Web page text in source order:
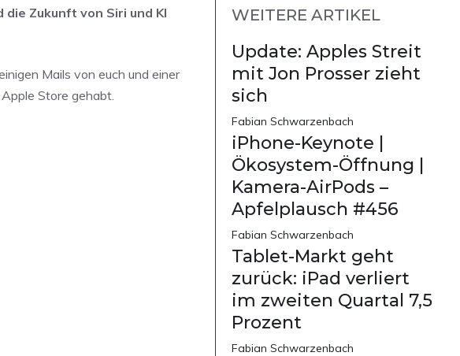
Zukunft von Siri und KI
Mails von euch und einer
Store gehabt.
WEITERE ARTIKEL
Update: Apples Streit
mit Jon Prosser zieht
sich
Fabian Schwarzenbach
iPhone-Keynote |
Ökosystem-Öffnung |
Kamera-AirPods –
Apfelplausch #456
Fabian Schwarzenbach
Tablet-Markt geht
zurück: iPad verliert
im zweiten Quartal 7,5
Prozent
Fabian Schwarzenbach